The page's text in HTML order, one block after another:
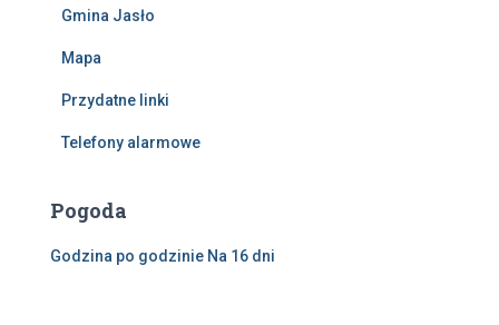
Gmina Jasło
Mapa
Przydatne linki
Telefony alarmowe
Pogoda
Godzina po godzinie Na 16 dni